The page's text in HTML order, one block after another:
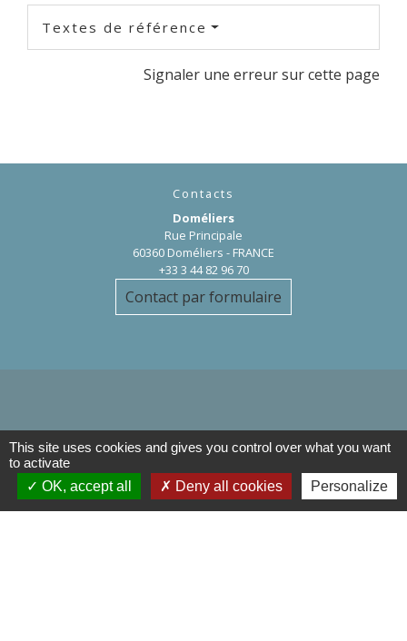
Textes de référence
Signaler une erreur sur cette page
Contacts
Doméliers
Rue Principale
60360 Doméliers - FRANCE
+33 3 44 82 96 70
Contact par formulaire
Liens
Département de l'Oise
This site uses cookies and gives you control over what you want
to activate
OK, accept all
Deny all cookies Personalize